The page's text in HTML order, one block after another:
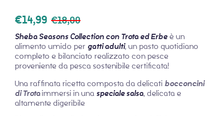
€18,00
€14,99
Sheba Seasons Collection con Trota ed Erbeè un
alimento umido per gatti adulti, un pasto quotidiano
completo e bilanciato realizzato con pesce
proveniente da pesca sostenibile certificata!
Una raffinata ricetta composta da delicati bocconcini
di Trotaimmersi in una speciale salsa, delicata e
altamente digeribile